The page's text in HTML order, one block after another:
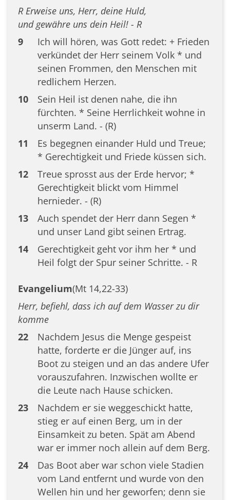
R Erweise uns, Herr, deine Huld,
und gewähre uns dein Heil! - R
9
Ich will hören, was Gott redet: + Frieden
verkündet der Herr seinem Volk * und
seinen Frommen, den Menschen mit
redlichem Herzen.
10
Sein Heil ist denen nahe, die ihn
fürchten. * Seine Herrlichkeit wohne in
unserm Land. - (R)
11
Es begegnen einander Huld und Treue;
* Gerechtigkeit und Friede küssen sich.
12
Treue sprosst aus der Erde hervor; *
Gerechtigkeit blickt vom Himmel
hernieder. - (R)
13
Auch spendet der Herr dann Segen *
und unser Land gibt seinen Ertrag.
14
Gerechtigkeit geht vor ihm her * und
Heil folgt der Spur seiner Schritte. - R
Evangelium(Mt 14,22-33)
Herr, befiehl, dass ich auf dem Wasser zu dir
komme
22
Nachdem Jesus die Menge gespeist
hatte, forderte er die Jünger auf, ins
Boot zu steigen und an das andere Ufer
vorauszufahren. Inzwischen wollte er
die Leute nach Hause schicken.
23
Nachdem er sie weggeschickt hatte,
stieg er auf einen Berg, um in der
Einsamkeit zu beten. Spät am Abend
war er immer noch allein auf dem Berg.
24
Das Boot aber war schon viele Stadien
vom Land entfernt und wurde von den
Wellen hin und her geworfen; denn sie